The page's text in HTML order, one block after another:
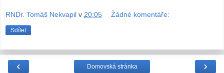
RNDr. Tomáš Nekvapil v 20:05 Žádné komentáře:
Sdílet
‹ ›
Domovská stránka